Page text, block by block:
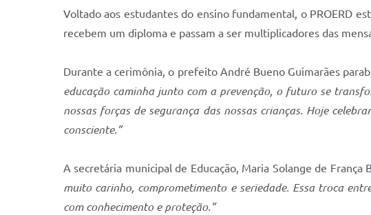
Voltado aos estudantes do ensino fundamental, o PROERD
recebem um diploma e passam a ser multiplicadores das
Durante a cerimônia, o prefeito André Bueno Guimarães
educação caminha junto com a prevenção, o futuro se
nossas forças de segurança das nossas crianças. Hoje
consciente.”
A secretária municipal de Educação, Maria Solange de
muito carinho, comprometimento e seriedade. Essa troca
com conhecimento e proteção.”